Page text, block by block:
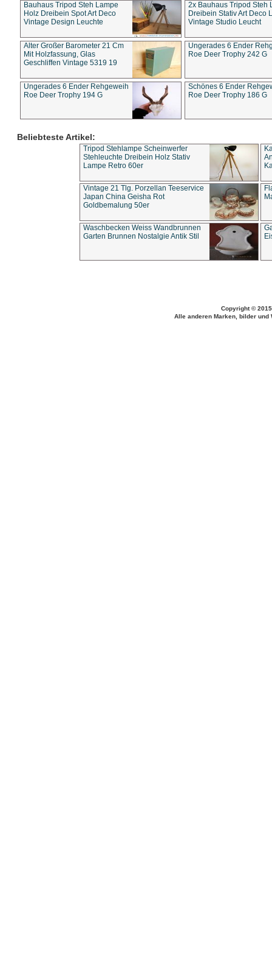
Bauhaus Tripod Steh Lampe
Holz Dreibein Spot Art Deco
Vintage Design Leuchte
2x Bauhaus Tripod Steh
Dreibein Stativ Art Deco
Vintage Studio Leucht
Alter Großer Barometer 21 Cm
Mit Holzfassung, Glas
Geschliffen Vintage 5319 19
Ungerades 6 Ender
Roe Deer Trophy 242 G
Ungerades 6 Ender Rehgeweih
Roe Deer Trophy 194 G
Schönes 6 Ender
Roe Deer Trophy 186 G
Beliebteste Artikel:
Tripod Stehlampe Scheinwerfer
Stehleuchte Dreibein Holz Stativ
Lampe Retro 60er
Vintage 21 Tlg. Porzellan Teeservice
Japan China Geisha Rot
Goldbemalung 50er
Waschbecken Weiss Wandbrunnen
Garten Brunnen Nostalgie Antik Stil
Copyright ©
Alle anderen Marken, bilder und